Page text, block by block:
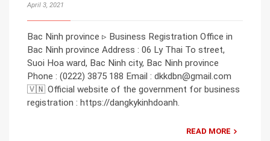
April 3, 2021
Bac Ninh province ▹ Business Registration Office in
Bac Ninh province Address : 06 Ly Thai To street,
Suoi Hoa ward, Bac Ninh city, Bac Ninh province
Phone : (0222) 3875 188 Email : dkkdbn@gmail.com
🇻🇳 Official website of the government for business
registration : https://dangkykinhdoanh.
READ MORE